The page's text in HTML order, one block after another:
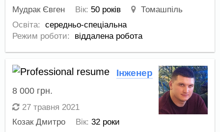
Мудрак Євген
Вік: 50 років
Томашпіль
Освіта:
середньо-спеціальна
Режим роботи:
віддалена робота
Інженер
8 000 грн.
27 травня 2021
Козак Дмитро
Вік: 32 роки